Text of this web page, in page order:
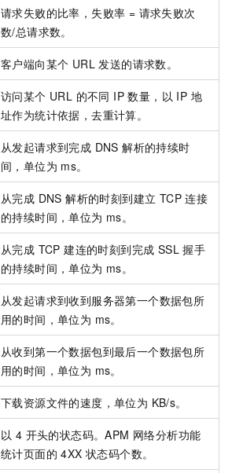
请求失败的比率，失败率 = 请求失败次
数/总请求数。
客户端向某个 URL 发送的请求数。
访问某个 URL 的不同 IP 数量，以 IP 地
址作为统计依据，去重计算。
从发起请求到完成 DNS 解析的持续时
间，单位为 ms。
从完成 DNS 解析的时刻到建立 TCP 连接
的持续时间，单位为 ms。
从完成 TCP 建连的时刻到完成 SSL 握手
的持续时间，单位为 ms。
从发起请求到收到服务器第一个数据包所
用的时间，单位为 ms。
从收到第一个数据包到最后一个数据包所
用的时间，单位为 ms。
下载资源文件的速度，单位为 KB/s。
以 4 开头的状态码。APM 网络分析功能
统计页面的 4XX 状态码个数。